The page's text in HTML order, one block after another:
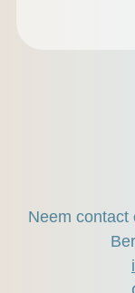
Neem contact